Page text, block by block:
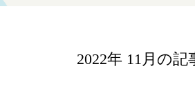
2022年 11月の記